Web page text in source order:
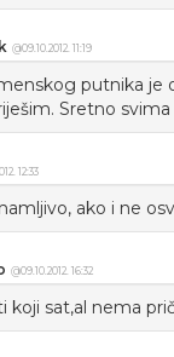
@09.10.2012. 11:19
putnika je
Sretno svima
12:33
ako i ne
@09.10.2012. 16:32
koji sat,al nema